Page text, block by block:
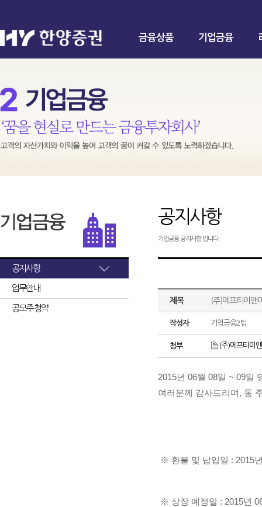
금융상품 기업금융
공지사항
업무안내
공모주 청약
공지사항
기업금융 공지사항 입니다.
제목 (주)에프티이앤
작성자 기업금융2팀
첨부 (주)에프티이
2015년 06월 08일 ~ 09일
여러분께 감사드리며, 동
※ 환불 및 납입일 : 2015
※ 상장 예정일 : 2015년